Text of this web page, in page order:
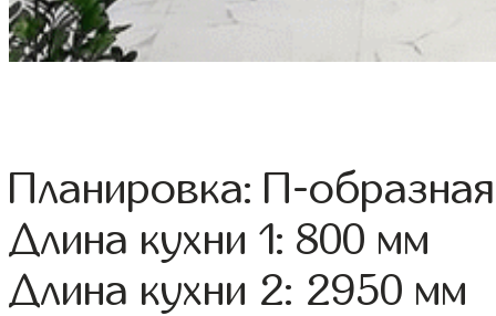
Планировка: П-образная
Длина кухни 1: 800 мм
Длина кухни 2: 2950 мм